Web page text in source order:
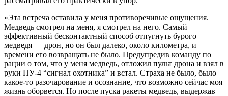
«Эта встреча оставила у меня противоречивые ощущения.
Медведь смотрел на меня, я смотрел на него. Самый
эффективный бесконтактный способ отпугнуть бурого
медведя — дрон, но он был далеко, около километра, и
времени его возвращать не было. Предупредив команду по
рации о том, что у меня медведь, отложил пульт дрона и взял в
руки ПУ-4 “сигнал охотника” и встал. Страха не было, было
какое-то разочарование и осознание, что возможно сейчас моя
жизнь оборвется. Но после пуска ракеты медведь, выдержав